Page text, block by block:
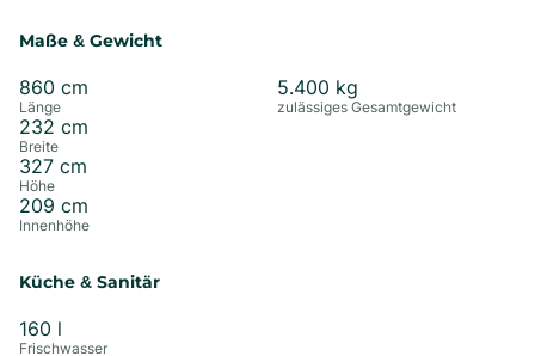
Maße & Gewicht
860 cm
Länge
232 cm
Breite
327 cm
Höhe
209 cm
Innenhöhe
5.400 kg
zulässiges Gesamtgewicht
Küche & Sanitär
160 l
Frischwasser